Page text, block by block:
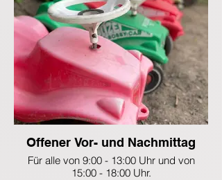
Biberbau
bereit.
zu
finanzieren.
möchten
wir
die
10.000 €,
die
wir
haben,
gern
Stück
für
Stück
über
Offener Vor- und Nachmittag
Für alle von 9:00 - 13:00 Uhr und von
15:00 - 18:00 Uhr.